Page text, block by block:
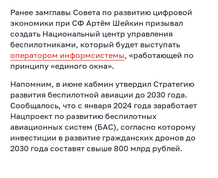
Ранее замглавы Совета по развитию цифровой
экономики при СФ Артём Шейкин призывал
создать Национальный центр управления
беспилотниками, который будет выступать
оператором информсистемы, «работающей по
принципу «единого окна».
Напомним, в июне кабмин утвердил Стратегию
развития беспилотной авиации до 2030 года.
Сообщалось, что с января 2024 года заработает
Нацпроект по развитию беспилотных
авиационных систем (БАС), согласно которому
инвестиции в развитие гражданских дронов до
2030 года составят свыше 800 млрд рублей.